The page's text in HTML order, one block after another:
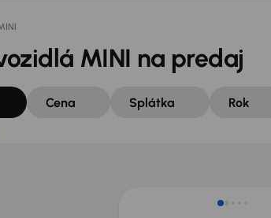
MINI na predaj
Cena Splátka Rok